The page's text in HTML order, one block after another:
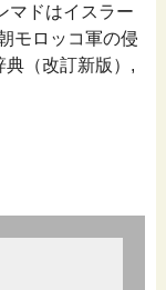
マドはイスラー
モロッコ軍の侵
典（改訂新版）,